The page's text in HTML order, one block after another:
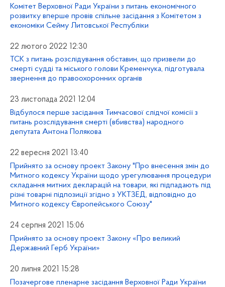
Комітет Верховної Ради України з питань економічного
розвитку вперше провів спільне засідання з Комітетом з
економіки Сейму Литовської Республіки
22 лютого 2022 12:30
ТСК з питань розслідування обставин, що призвели до
смерті судді та міського голови Кременчука, підготувала
звернення до правоохоронних органів
23 листопада 2021 12:04
Відбулося перше засідання Тимчасової слідчої комісії з
питань розслідування смерті (вбивства) народного
депутата Антона Полякова
22 вересня 2021 13:40
Прийнято за основу проект Закону "Про внесення змін до
Митного кодексу України щодо урегулювання процедури
складання митних декларацій на товари, які підпадають під
різні товарні підпозиції згідно з УКТЗЕД, відповідно до
Митного кодексу Європейського Союзу"
24 серпня 2021 15:06
Прийнято за основу проект Закону «Про великий
Державний Герб України»
20 липня 2021 15:28
Позачергове пленарне засідання Верховної Ради України